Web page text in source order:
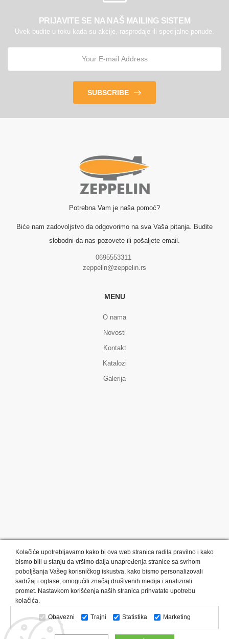
PRIJAVITE SE NA NAŠ MAILING SISTEM
Uvek budite u toku kada su akcije, rasprodaje ili specijalne ponude.
SUBSCRIBE
Potrebna Vam je naša pomoć?
Biće nam zadovoljstvo da odgovorimo na sva Vaša pitanja. Budite
slobodni da nas pozovete ili pošaljete email.
0695553311
zeppelin@zeppelin.rs
MENU
O nama
Novosti
Kontakt
Katalozi
Galerija
Kategorije proizvoda: Olovke i markeri
Privesci i trakice
Upaljači
USB Tehnologija Tekstil
Kačketi i kape
Notesi i rokovnici
Kancelarija Satovi
Kišobrani
Torbe i putovanja
Kuhinjski setovi Alati i oprema
Kolačiće upotrebljavamo kako bi ova web stranica radila pravilno i kako
bismo bili u stanju da vršimo dalja unapređenja stranice sa svrhom
poboljšanja Vašeg korisničkog iskustva, kako bismo personalizovali
sadržaj i oglase, omogućili značaj društvenih medija i analizirali
promet. Nastavkom korišćenja naših stranica prihvatate upotrebu
kolačića.
Obavezni Trajni Statistika Marketing